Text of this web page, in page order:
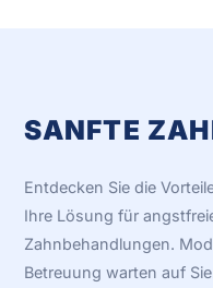
SANFTE
Entdecken Sie die
Ihre Lösung für
Zahnbehandlungen.
Betreuung warten auf